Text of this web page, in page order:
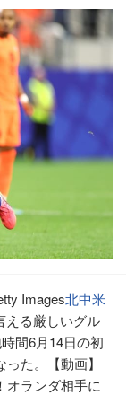
Images北中米
える厳しいグル
間6月14日の初
た。【動画】
オランダ相手に